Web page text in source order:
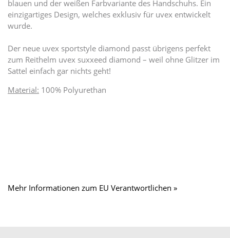
blauen und der weißen Farbvariante des Handschuhs. Ein
einzigartiges Design, welches exklusiv für uvex entwickelt
wurde.
Der neue uvex sportstyle diamond passt übrigens perfekt
zum Reithelm uvex suxxeed diamond – weil ohne Glitzer im
Sattel einfach gar nichts geht!
Material: 100% Polyurethan
Mehr Informationen zum EU Verantwortlichen »